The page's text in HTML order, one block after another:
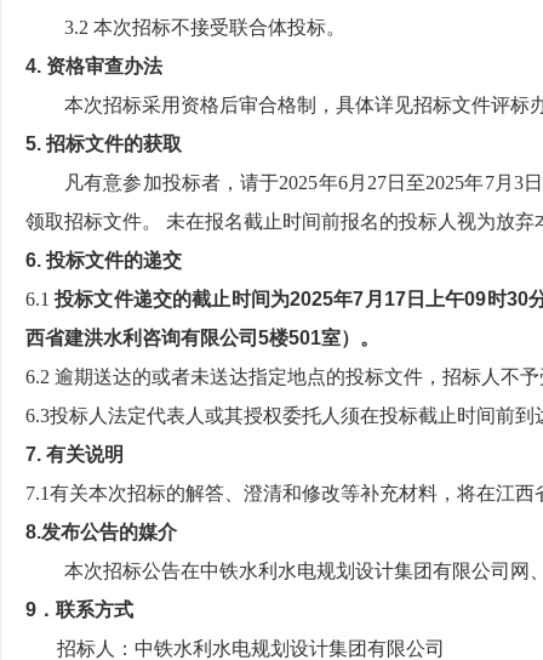
3.2 本次招标不接受联合体投标。
4. 资格审查办法
本次招标采用资格后审合格制，具体详见招标文件评标
5. 招标文件的获取
凡有意参加投标者，请于2025年6月27日至2025年7月
领取招标文件。 未在报名截止时间前报名的投标人视为放
6. 投标文件的递交
6.1投标文件递交的截止时间为2025年7 月 17日 上午09 时30
西省建洪水利咨询有限公司5楼501室）。
6.2 逾期送达的或者未送达指定地点的投标文件，招标人不
6.3投标人法定代表人或其授权委托人须在投标截止时间前
7. 有关说明
7.1有关本次招标的解答、澄清和修改等补充材料，将在江
8.发布公告的媒介
本次招标公告在中铁水利水电规划设计集团有限公司
9．联系方式
招标人：中铁水利水电规划设计集团有限公司